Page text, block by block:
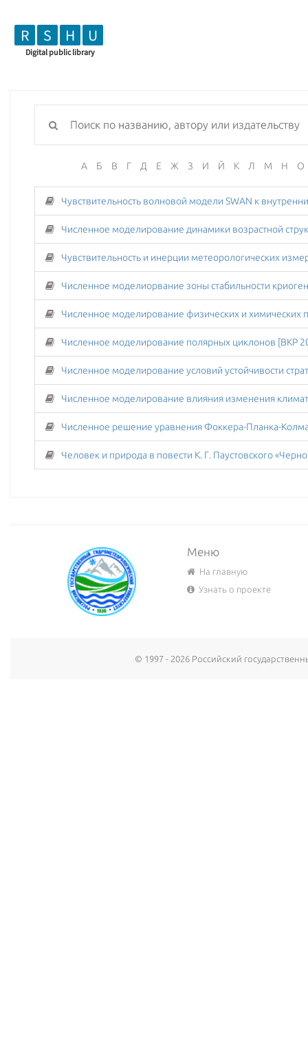
R S H U
Digital public library
А Б В Г Д Е Ж З И Й К Л М Н О
Численное моделирование полярных циклонов [ВКР
Меню
На главную
Узнать о проекте
© 1997 - 2026 Российский